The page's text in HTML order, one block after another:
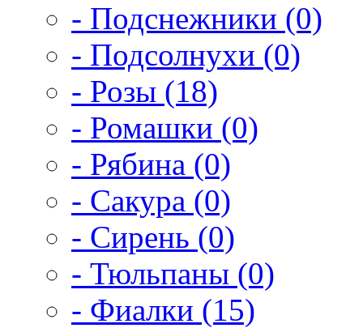
- Подснежники (0)
- Подсолнухи (0)
- Розы (18)
- Ромашки (0)
- Рябина (0)
- Сакура (0)
- Сирень (0)
- Тюльпаны (0)
- Фиалки (15)